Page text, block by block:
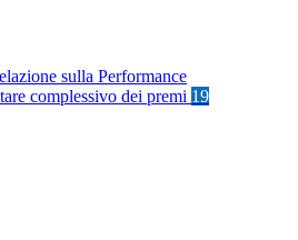
sulla Performance
complessivo dei premi 19